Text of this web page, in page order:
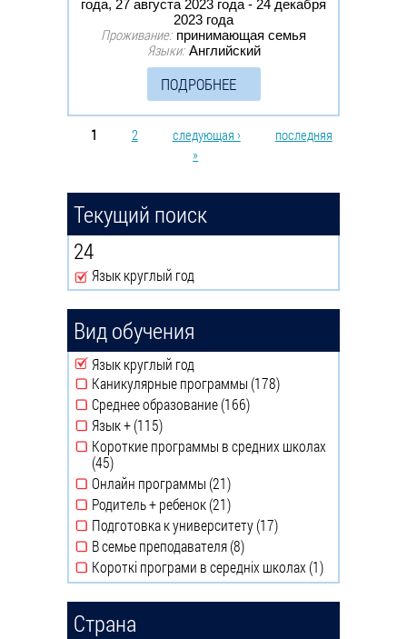
года, 27 августа 2023 года - 24 декабря
2023 года
Проживание: принимающая семья
Языки: Английский
ПОДРОБНЕЕ
1 2 следующая ›
последняя
»
Текущий поиск
24
Remove Язык круглый год filter
Язык круглый год
Вид обучения
Remove Язык круглый год filter
Язык круглый год
Каникулярные программы (178)
filter
Среднее образование (166)
Язык + (115)
Короткие программы в средних школах
(45)
filter
Онлайн программы (21)
Родитель + ребенок (21)
ребенок filter
Подготовка к университету (17)
к
университету
filter
В семье преподавателя (8)
преподавателя filter
Короткі програми в середніх школах (1)
Короткі
Страна